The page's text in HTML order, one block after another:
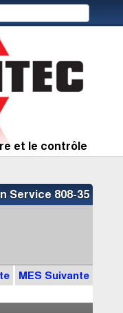
et le contrôle
Service 808-35
MES Suivante